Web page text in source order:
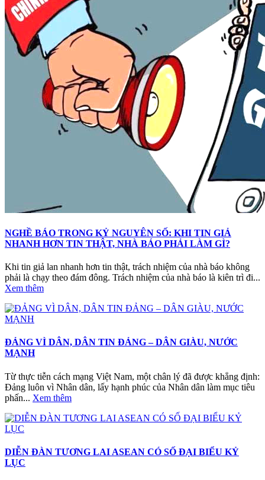
NGHỀ BÁO TRONG KỶ NGUYÊN SỐ: KHI TIN GIẢ
NHANH HƠN TIN THẬT, NHÀ BÁO PHẢI LÀM GÌ?
Khi tin giả lan nhanh hơn tin thật, trách nhiệm của nhà báo không
phải là chạy theo đám đông. Trách nhiệm của nhà báo là kiên trì đi...
Xem thêm
ĐẢNG VÌ DÂN, DÂN TIN ĐẢNG – DÂN GIÀU, NƯỚC
MẠNH
Từ thực tiễn cách mạng Việt Nam, một chân lý đã được khẳng định:
Đảng luôn vì Nhân dân, lấy hạnh phúc của Nhân dân làm mục tiêu
phấn... Xem thêm
DIỄN ĐÀN TƯƠNG LAI ASEAN CÓ SỐ ĐẠI BIỂU KỶ
LỤC